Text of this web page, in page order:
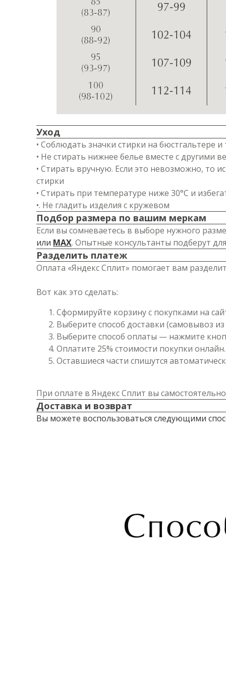
Уход
• Соблюдать значки стирки на бюстгальтере и
• Не стирать нижнее белье вместе с другими
• Стирать вручную. Если это невозможно, то
стирки
• Стирать при температуре ниже 30°C и
•. Не гладить изделия с кружевом
Подбор размера по вашим меркам
Если вы сомневаетесь в выборе нужного
или MAX. Опытные консультанты подберут
Разделить платеж
Оплата «Яндекс Сплит» помогает вам
Вот как это сделать:
Сформируйте корзину с покупками на
Выберите способ доставки (самовывоз
Выберите способ оплаты — нажмите
Оплатите 25% стоимости покупки онлайн.
Оставшиеся части спишутся
При оплате в Яндекс Сплит вы
Доставка и возврат
Вы можете воспользоваться следующими